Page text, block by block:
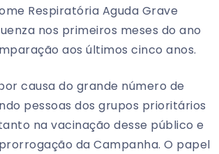
Respiratória Aguda Grave
nos primeiros meses do ano
aos últimos cinco anos.
causa do grande número de
pessoas dos grupos prioritários
na vacinação desse público e
da Campanha. O papel